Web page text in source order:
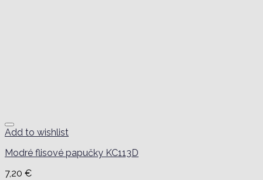
Add to wishlist
Modré flisové papučky KC113D
7,20 €